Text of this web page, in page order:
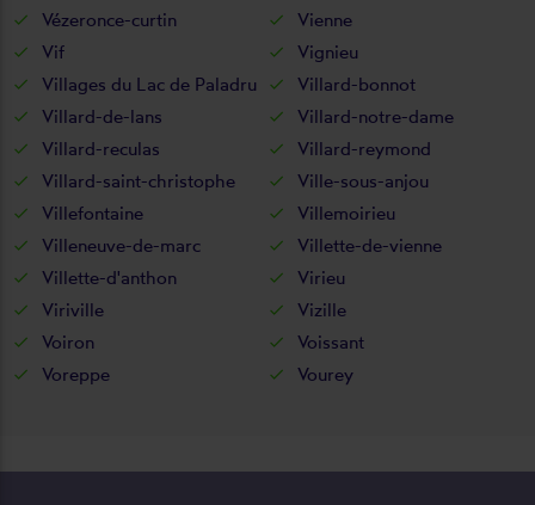
Vézeronce-curtin
Vienne
Vif
Vignieu
Villages du Lac de Paladru
Villard-bonnot
Villard-de-lans
Villard-notre-dame
Villard-reculas
Villard-reymond
Villard-saint-christophe
Ville-sous-anjou
Villefontaine
Villemoirieu
Villeneuve-de-marc
Villette-de-vienne
Villette-d'anthon
Virieu
Viriville
Vizille
Voiron
Voissant
Voreppe
Vourey